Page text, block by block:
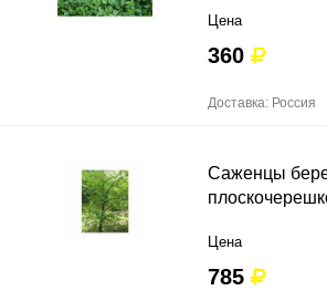
Цена
360
Доставка: Россия
Саженцы
Цена
785